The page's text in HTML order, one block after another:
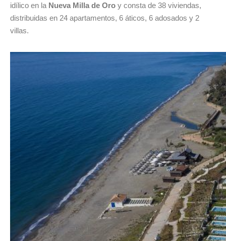
idílico en la Nueva Milla de Oro y consta de 38 viviendas,
distribuidas en 24 apartamentos, 6 áticos, 6 adosados y 2
villas.